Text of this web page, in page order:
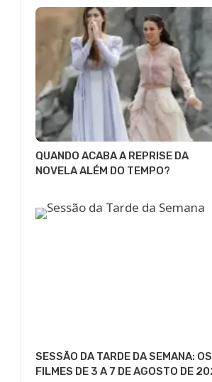
QUANDO ACABA A REPRISE DA
NOVELA ALÉM DO TEMPO?
SESSÃO DA TARDE DA SEMANA: OS
FILMES DE 3 A 7 DE AGOSTO DE